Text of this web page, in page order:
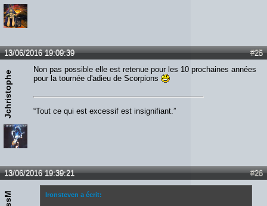
#25
13/06/2016 19:09:39
Jchristophe
Non pas possible elle est retenue pour les 10 prochaines années
pour la tournée d'adieu de Scorpions
“Tout ce qui est excessif est insignifiant.”
#26
13/06/2016 19:39:21
Ironsteven a écrit: